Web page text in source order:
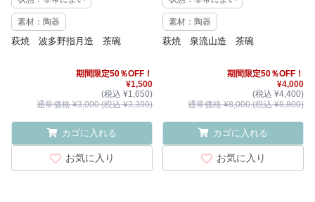
素材：陶器
萩焼 波多野指月造 茶碗
期間限定50％OFF！
¥1,500
(税込 ¥1,650)
通常価格 ¥3,000 (税込 ¥3,300)
カゴに入れる
お気に入り
素材：陶器
萩焼 泉流山造 茶碗
期間限定50％OFF！
¥4,000
(税込 ¥4,400)
通常価格 ¥8,000 (税込 ¥8,800)
カゴに入れる
お気に入り